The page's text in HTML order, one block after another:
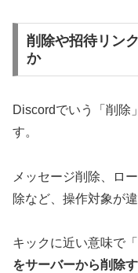
削除や招待リン
か
Discordでいう「削除
す。
メッセージ削除、ロ
除など、操作対象が
キックに近い意味で
をサーバーから削除